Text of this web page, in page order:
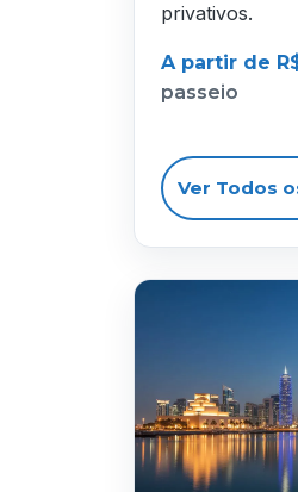
privativos.
A partir de
passeio
Ver Todos